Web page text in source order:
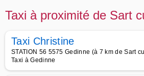
Taxi à proximité de Sart
Taxi Christine
STATION 56 5575 Gedinne (à 7 km de Sart
Taxi à Gedinne